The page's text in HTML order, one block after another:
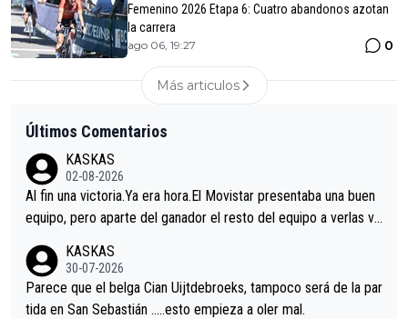
Femenino 2026 Etapa 6: Cuatro abandonos azotan
la carrera
ago 06, 19:27 0
Más articulos
Últimos Comentarios
KASKAS
02-08-2026
Al fin una victoria.Ya era hora.El Movistar presentaba una buen
equipo, pero aparte del ganador el resto del equipo a verlas ve
s.La única buena noticia es la mejoría de Enric Más en San Seb
astian.Si en la Vuelta a Burgos sigue la mejoría, podríamos ten
er alguna sorpresa en la Vuelta.Ojalá.
KASKAS
30-07-2026
Parece que el belga Cian Uijtdebroeks, tampoco será de la par
tida en San Sebastián …..esto empieza a oler mal.